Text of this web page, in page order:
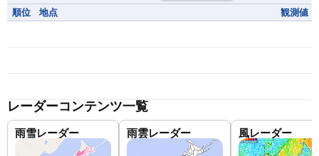
順位 地点 観測値
レーダーコンテンツ一覧
雨雪レーダー 雨雲レーダー 風レーダー